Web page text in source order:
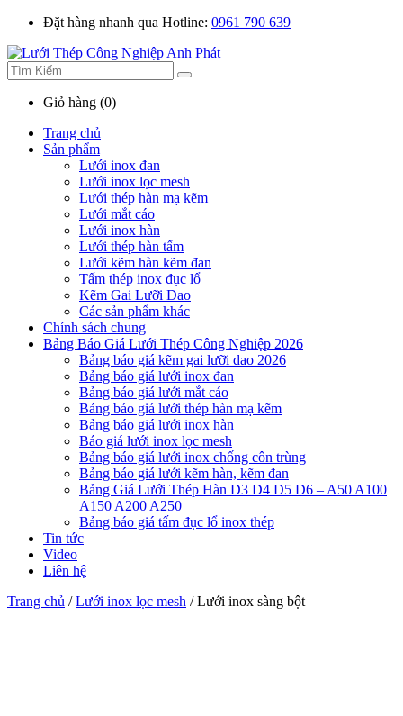
Đặt hàng nhanh qua Hotline: 0961 790 639
Giỏ hàng (0)
Trang chủ
Sản phẩm
Lưới inox đan
Lưới inox lọc mesh
Lưới thép hàn mạ kẽm
Lưới mắt cáo
Lưới inox hàn
Lưới thép hàn tấm
Lưới kẽm hàn kẽm đan
Tấm thép inox đục lổ
Kẽm Gai Lưỡi Dao
Các sản phẩm khác
Chính sách chung
Bảng Báo Giá Lưới Thép Công Nghiệp 2026
Bảng báo giá kẽm gai lưỡi dao 2026
Bảng báo giá lưới inox đan
Bảng báo giá lưới mắt cáo
Bảng báo giá lưới thép hàn mạ kẽm
Bảng báo giá lưới inox hàn
Báo giá lưới inox lọc mesh
Bảng báo giá lưới inox chống côn trùng
Bảng báo giá lưới kẽm hàn, kẽm đan
Bảng Giá Lưới Thép Hàn D3 D4 D5 D6 – A50 A100
A150 A200 A250
Bảng báo giá tấm đục lổ inox thép
Tin tức
Video
Liên hệ
Trang chủ /Lưới inox lọc mesh / Lưới inox sàng bột